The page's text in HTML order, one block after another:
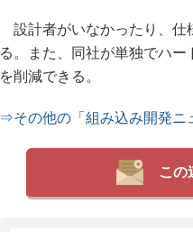
設計者がいなかったり、仕
る。また、同社が単独でハ
を削減できる。
⇒その他の「組み込み開発ニ
この